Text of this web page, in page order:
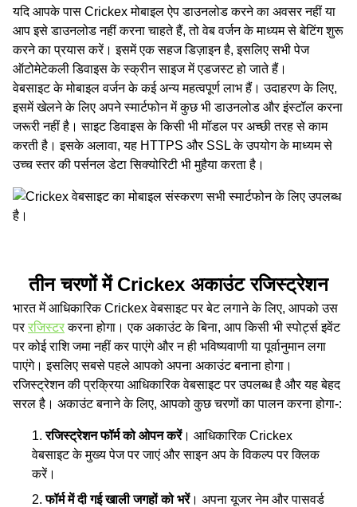
यदि आपके पास Crickex मोबाइल ऐप डाउनलोड करने का अवसर नहीं या
आप इसे डाउनलोड नहीं करना चाहते हैं, तो वेब वर्जन के माध्यम से बेटिंग शुरू
करने का प्रयास करें। इसमें एक सहज डिज़ाइन है, इसलिए सभी पेज
ऑटोमेटेकली डिवाइस के स्क्रीन साइज में एडजस्ट हो जाते हैं।
वेबसाइट के मोबाइल वर्जन के कई अन्य महत्वपूर्ण लाभ हैं। उदाहरण के लिए,
इसमें खेलने के लिए अपने स्मार्टफोन में कुछ भी डाउनलोड और इंस्टॉल करना
जरूरी नहीं है। साइट डिवाइस के किसी भी मॉडल पर अच्छी तरह से काम
करती है। इसके अलावा, यह HTTPS और SSL के उपयोग के माध्यम से
उच्‍च स्‍तर की पर्सनल डेटा सिक्योरिटी भी मुहैया करता है।
तीन चरणों में Crickex अकाउंट रजिस्ट्रेशन
भारत में आधिकारिक Crickex वेबसाइट पर बेट लगाने के लिए, आपको उस
पररजिस्टरकरना होगा। एक अकाउंट के बिना, आप किसी भी स्पोर्ट्स इवेंट
पर कोई राशि जमा नहीं कर पाएंगे और न ही भविष्‍यवाणी या पूर्वानुमान लगा
पाएंगे। इसलिए सबसे पहले आपको अपना अकाउंट बनाना होगा।
रजिस्ट्रेशन की प्रक्रिया आधिकारिक वेबसाइट पर उपलब्ध है और यह बेहद
सरल है। अकाउंट बनाने के लिए, आपको कुछ चरणों का पालन करना होगा-:
रजिस्ट्रेशन फॉर्म को ओपन करें। आधिकारिक Crickex
वेबसाइट के मुख्‍य पेज पर जाएं और साइन अप के विकल्‍प पर क्लिक
करें।
फॉर्म में दी गई खाली जगहों को भरें। अपना यूजर नेम और पासवर्ड